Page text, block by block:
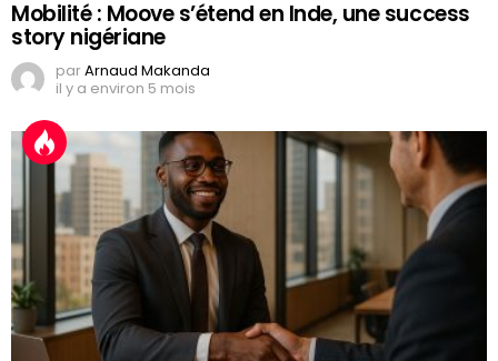
Mobilité : Moove s’étend en Inde, une success
story nigériane
parArnaud Makanda
il y a environ 5 mois